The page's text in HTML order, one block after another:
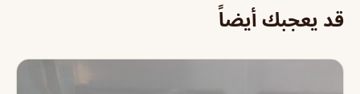
قد يعجبك أيضاً